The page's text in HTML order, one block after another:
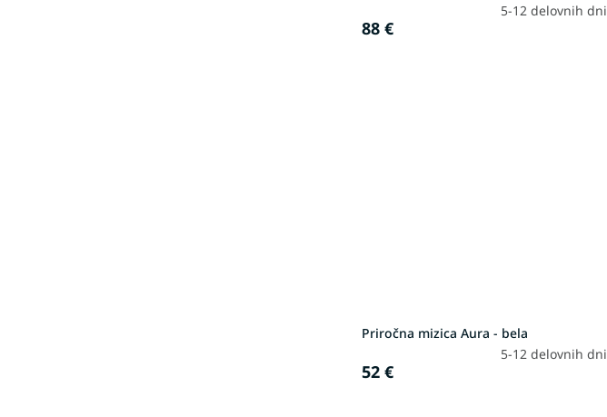
5-12 delovnih dni
88 €
Priročna mizica Aura - bela
5-12 delovnih dni
52 €